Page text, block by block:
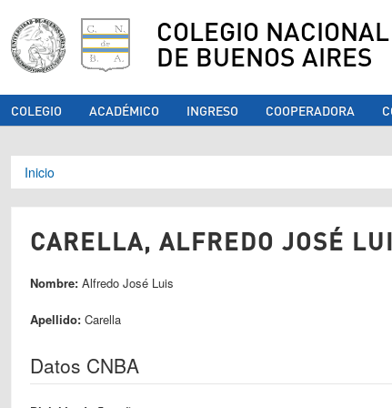
COLEGIO NACIONAL
DE BUENOS AIRES
COLEGIO ACADÉMICO INGRESO COOPERADORA
Se encuentra usted aquí
Inicio
CARELLA, ALFREDO JOSÉ
Nombre: Alfredo José Luis
Apellido: Carella
Datos CNBA